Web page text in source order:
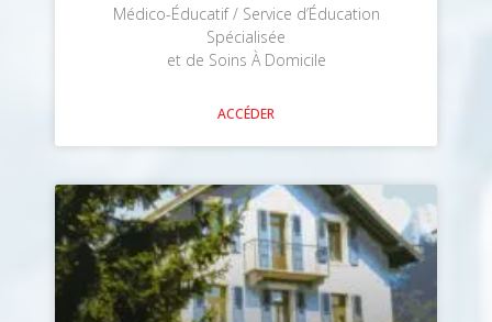
Médico-Éducatif / Service d’Éducation
Spécialisée
et de Soins À Domicile
ACCÉDER